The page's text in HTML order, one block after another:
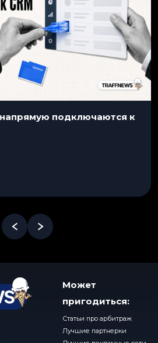
напрямую подключаются к
Может
пригодиться:
Статьи про арбитраж
Лучшие партнерки